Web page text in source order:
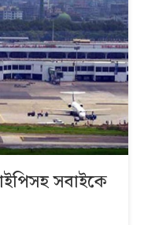
সবাইকে